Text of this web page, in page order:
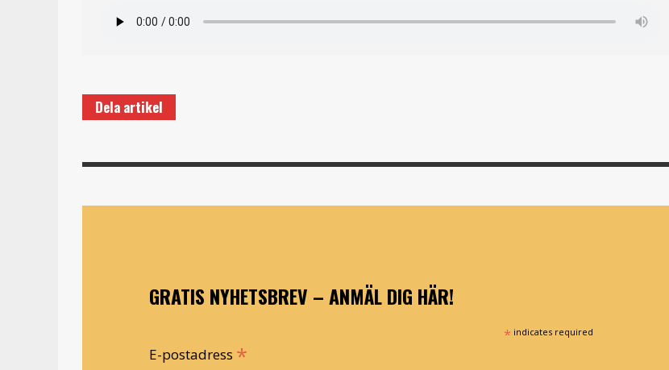
Dela artikel
GRATIS NYHETSBREV – ANMÄL DIG HÄR!
* indicates required
E-postadress *